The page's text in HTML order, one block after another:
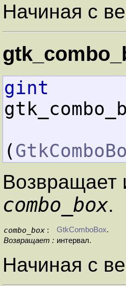
Начиная с
gint
(
Возвращает
combo_box.
combo_box : GtkComboBox.
Возвращает : интервал.
Начиная с